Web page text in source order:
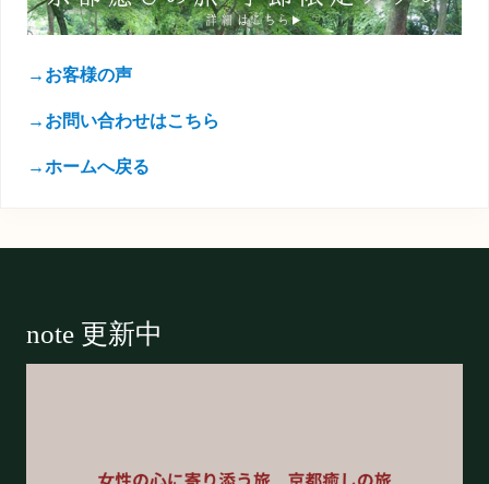
→お客様の声
→お問い合わせはこちら
→ホームへ戻る
note 更新中